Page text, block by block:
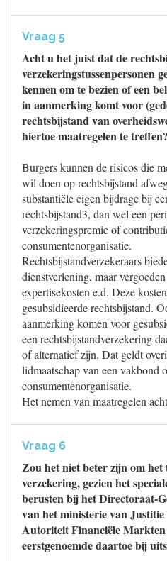
Vraag 5
Acht u het juist dat de
verzekeringstussenpersonen
kennen om te bezien of een
in aanmerking komt voor
rechtsbijstand van
hiertoe maatregelen te treffen?
Burgers kunnen de risicos die
wil doen op rechtsbijstand
substantiële eigen bijdrage bij
rechtsbijstand3, dan wel een
verzekeringspremie of
consumentenorganisatie.
Rechtsbijstandverzekeraars
dienstverlening, maar
expertisekosten e.d. Deze
gesubsidieerde rechtsbijstand.
aanmerking komen voor
een rechtsbijstandverzekering
of alternatief zijn. Dat geldt
lidmaatschap van een vakbond
consumentenorganisatie.
Het nemen van maatregelen
Vraag 6
Zou het niet beter zijn om het
verzekering, gezien het
berusten bij het Directoraat-
van het ministerie van
Autoriteit Financiële
eerstgenoemde daartoe bij